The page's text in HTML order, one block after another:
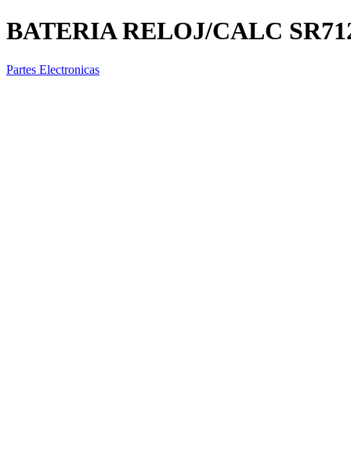
BATERIA RELOJ/CALC
Partes Electronicas